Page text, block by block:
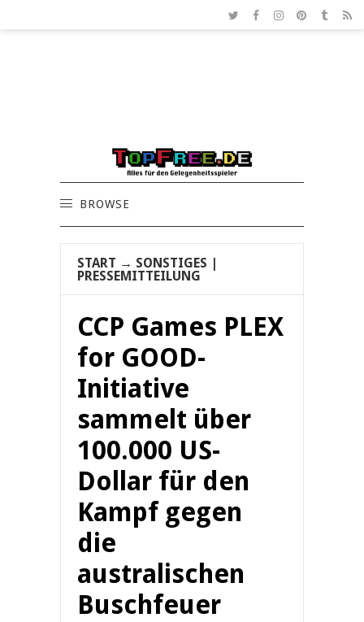
BROWSE
START → SONSTIGES
PRESSEMITTEILUNG
CCP Games PLEX
for GOOD-
Initiative
sammelt über
100.000 US-
Dollar für den
Kampf gegen
die
australischen
Buschfeuer